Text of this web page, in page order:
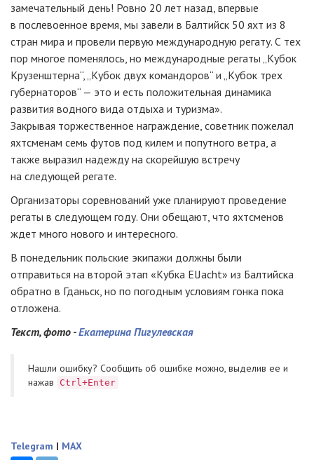
замечательный день! Ровно 20 лет назад, впервые
в послевоенное время, мы завели в Балтийск 50 яхт из 8
стран мира и провели первую международную регату. С тех
пор многое поменялось, но международные регаты „Кубок
Крузенштерна“, „Кубок двух командоров“ и „Кубок трех
губернаторов“ — это и есть положительная динамика
развития водного вида отдыха и туризма».
Закрывая торжественное награждение, советник пожелал
яхтсменам семь футов под килем и попутного ветра, а
также выразил надежду на скорейшую встречу
на следующей регате.
Организаторы соревнований уже планируют проведение
регаты в следующем году. Они обещают, что яхтсменов
ждет много нового и интересного.
В понедельник польские экипажи должны были
отправиться на второй этап «Кубка ElJacht» из Балтийска
обратно в Гданьск, но по погодным условиям гонка пока
отложена.
Текст, фото -Екатерина Пигулевская
Нашли ошибку? Cообщить об ошибке можно, выделив ее и
нажав
Ctrl+Enter
Telegram | MAX